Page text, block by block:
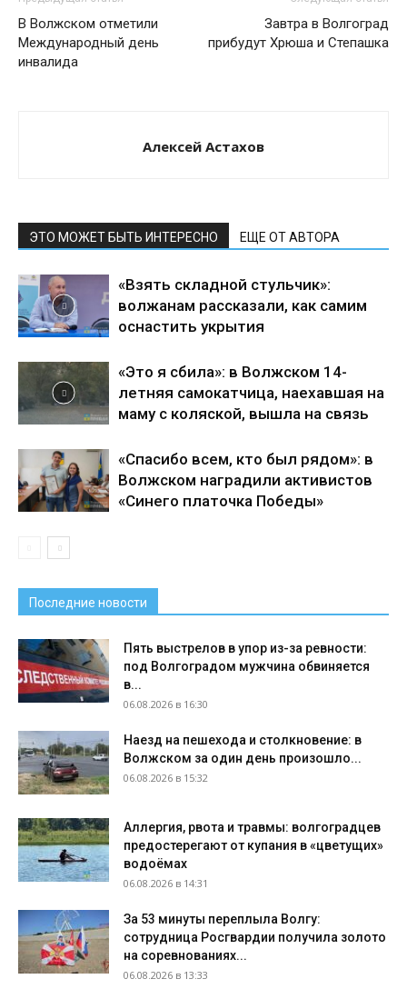
В Волжском отметили
Международный день
инвалида
Завтра в Волгоград
прибудут Хрюша и Степашка
Алексей Астахов
ЭТО МОЖЕТ БЫТЬ ИНТЕРЕСНО ЕЩЕ ОТ АВТОРА
«Взять складной стульчик»:
волжанам рассказали, как самим
оснастить укрытия
«Это я сбила»: в Волжском 14-
летняя самокатчица, наехавшая на
маму с коляской, вышла на связь
«Спасибо всем, кто был рядом»: в
Волжском наградили активистов
«Синего платочка Победы»
Последние новости
Пять выстрелов в упор из-за ревности:
под Волгоградом мужчина обвиняется
в...
06.08.2026 в 16:30
Наезд на пешехода и столкновение: в
Волжском за один день произошло...
06.08.2026 в 15:32
Аллергия, рвота и травмы: волгоградцев
предостерегают от купания в «цветущих»
водоёмах
06.08.2026 в 14:31
За 53 минуты переплыла Волгу:
сотрудница Росгвардии получила золото
на соревнованиях...
06.08.2026 в 13:33